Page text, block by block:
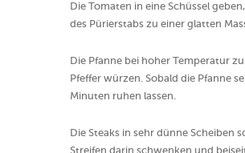
Die Tomaten in eine Schüssel
des Pürierstabs zu einer glatten
Die Pfanne bei hoher Temperatur
Pfeffer würzen. Sobald die Pfanne
Minuten ruhen lassen.
Die Steaks in sehr dünne Scheiben
Streifen darin schwenken und